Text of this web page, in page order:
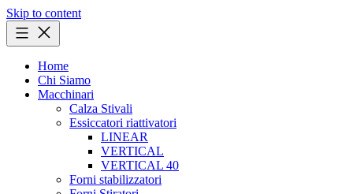
Skip to content
Home
Chi Siamo
Macchinari
Calza Stivali
Essiccatori riattivatori
LINEAR
VERTICAL
VERTICAL 40
Forni stabilizzatori